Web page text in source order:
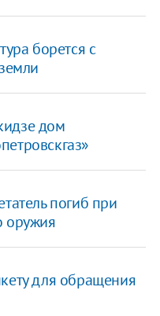
борется c
дом
погиб при
оружия
для обращения